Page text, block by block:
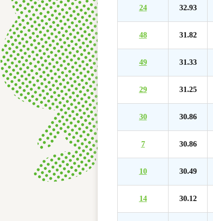
24 32.93
48 31.82
49 31.33
29 31.25
30 30.86
7 30.86
10 30.49
14 30.12